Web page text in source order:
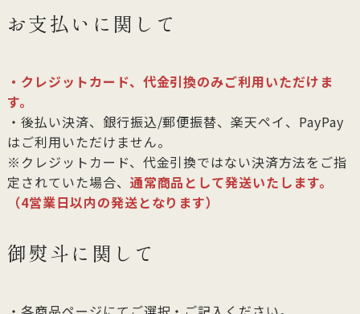
お支払いに関して
・クレジットカード、代金引換のみご利用いただけま
す。
・後払い決済、銀行振込/郵便振替、楽天ペイ、PayPay
はご利用いただけません。
※クレジットカード、代金引換ではない決済方法をご指
定されていた場合、 通常商品として発送いたします。
（4営業日以内の発送となります）
御熨斗に関して